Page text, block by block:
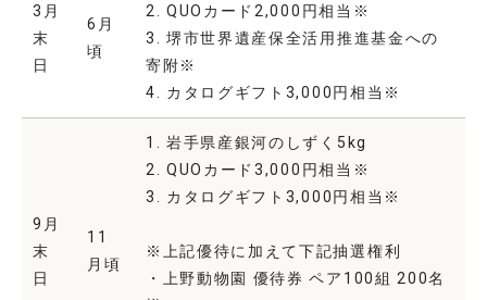
3月
末
日
6月
頃
2. QUOカード2,000円相当※
3. 堺市世界遺産保全活用推進基金への
寄附※
4. カタログギフト3,000円相当※
9月
末
日
11
月頃
1. 岩手県産銀河のしずく5kg
2. QUOカード3,000円相当※
3. カタログギフト3,000円相当※
※上記優待に加えて下記抽選権利
・上野動物園 優待券 ペア100組 200名